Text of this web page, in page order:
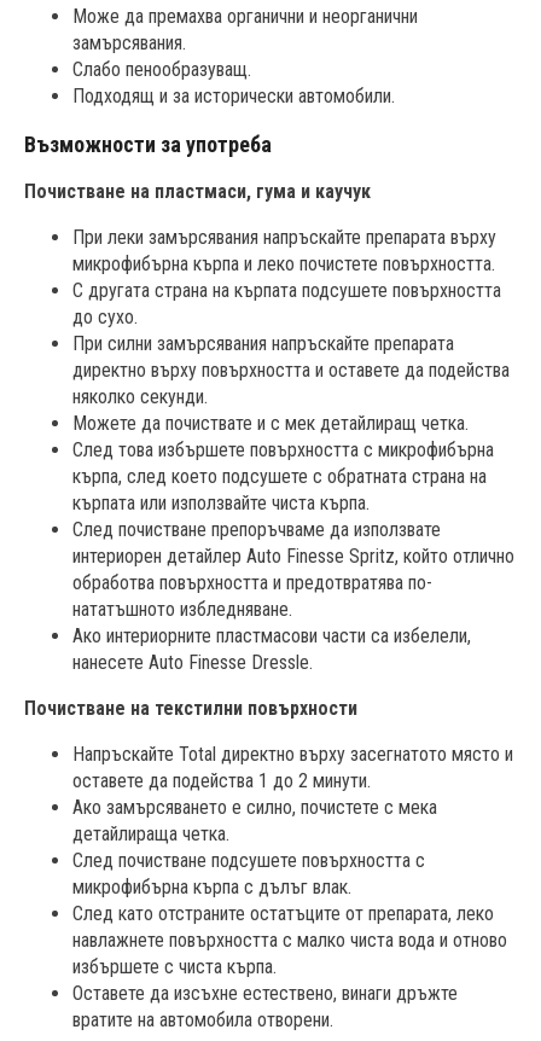
Може да премахва органични и неорганични
замърсявания.
Слабо пенообразуващ.
Подходящ и за исторически автомобили.
Възможности за употреба
Почистване на пластмаси, гума и каучук
При леки замърсявания напръскайте препарата върху
микрофибърна кърпа и леко почистете повърхността.
С другата страна на кърпата подсушете повърхността
до сухо.
При силни замърсявания напръскайте препарата
директно върху повърхността и оставете да подейства
няколко секунди.
Можете да почиствате и с мек детайлиращ четка.
След това избършете повърхността с микрофибърна
кърпа, след което подсушете с обратната страна на
кърпата или използвайте чиста кърпа.
След почистване препоръчваме да използвате
интериорен детайлер Auto Finesse Spritz, който отлично
обработва повърхността и предотвратява по-
нататъшното избледняване.
Ако интериорните пластмасови части са избелели,
нанесете Auto Finesse Dressle.
Почистване на текстилни повърхности
Напръскайте Total директно върху засегнатото място и
оставете да подейства 1 до 2 минути.
Ако замърсяването е силно, почистете с мека
детайлираща четка.
След почистване подсушете повърхността с
микрофибърна кърпа с дълъг влак.
След като отстраните остатъците от препарата, леко
навлажнете повърхността с малко чиста вода и отново
избършете с чиста кърпа.
Оставете да изсъхне естествено, винаги дръжте
вратите на автомобила отворени.